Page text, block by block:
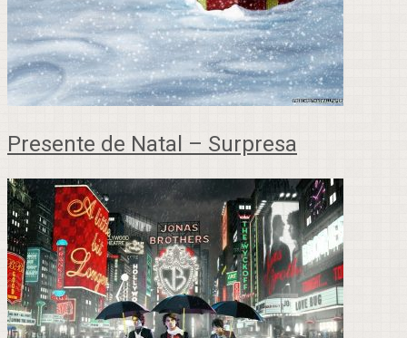
Presente de Natal – Surpresa